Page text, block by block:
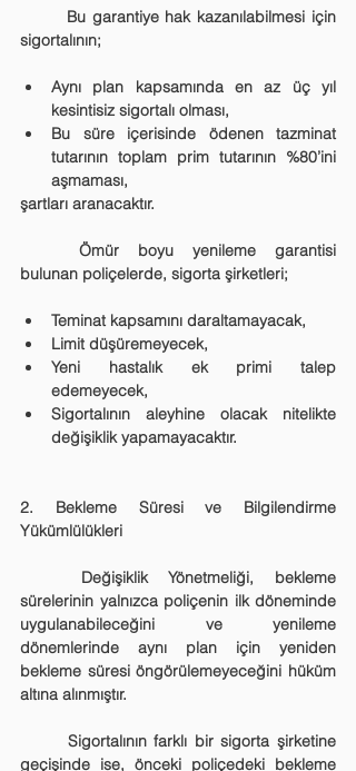
sigortalının;
Aynı plan kapsamında en az üç yıl
kesintisiz sigortalı olması,
Bu süre içerisinde ödenen tazminat
tutarının toplam prim tutarının %80’ini
aşmaması,
şartları aranacaktır.
bulunan poliçelerde, sigorta şirketleri;
Teminat kapsamını daraltamayacak,
Limit düşüremeyecek,
Yeni hastalık ek primi talep
edemeyecek,
Sigortalının aleyhine olacak nitelikte
değişiklik yapamayacaktır.
2. Bekleme Süresi ve Bilgilendirme
Yükümlülükleri
sürelerinin yalnızca poliçenin ilk döneminde
uygulanabileceğini ve yenileme
dönemlerinde aynı plan için yeniden
bekleme süresi öngörülemeyeceğini hüküm
altına alınmıştır.
geçişinde ise, önceki poliçedeki bekleme